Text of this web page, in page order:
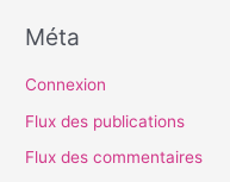
Méta
Connexion
Flux des publications
Flux des commentaires